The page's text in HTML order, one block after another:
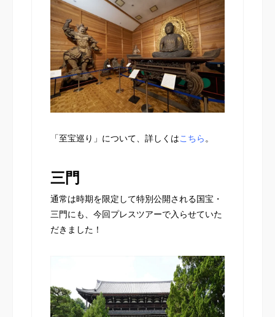
「至宝巡り」について、詳しくはこちら。
三門
通常は時期を限定して特別公開される国宝・
三門にも、今回プレスツアーで入らせていた
だきました！